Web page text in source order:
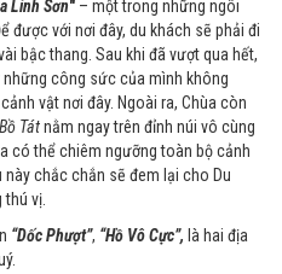
Linh Sơn" – một trong những ngôi
được với nơi đây, du khách sẽ phải đi
bậc thang. Sau khi đã vượt qua hết,
công sức của mình không
vật nơi đây. Ngoài ra, Chùa còn
Tátnằm ngay trên đỉnh núi vô cùng
có thể chiêm ngưỡng toàn bộ cảnh
này chắc chắn sẽ đem lại cho Du
vị.
“Dốc Phượt”, “Hồ Vô Cực”, là hai địa